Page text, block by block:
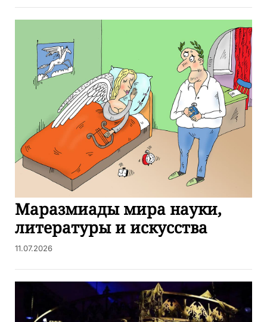
Маразмиады мира науки,
литературы и искусства
11.07.2026